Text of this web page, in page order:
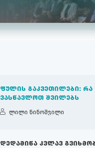
ᲤᲣᲚᲘᲡ ᲒᲐᲙᲕᲔᲗᲘᲚᲔᲑᲘ:
ᲕᲐᲡᲬᲐᲕᲚᲝᲗ ᲨᲕᲘᲚᲔᲑᲡ
ლილი ნინოშვილი
ᲓᲔᲓᲐᲛᲘᲬᲐ ᲙᲕᲚᲐᲕ